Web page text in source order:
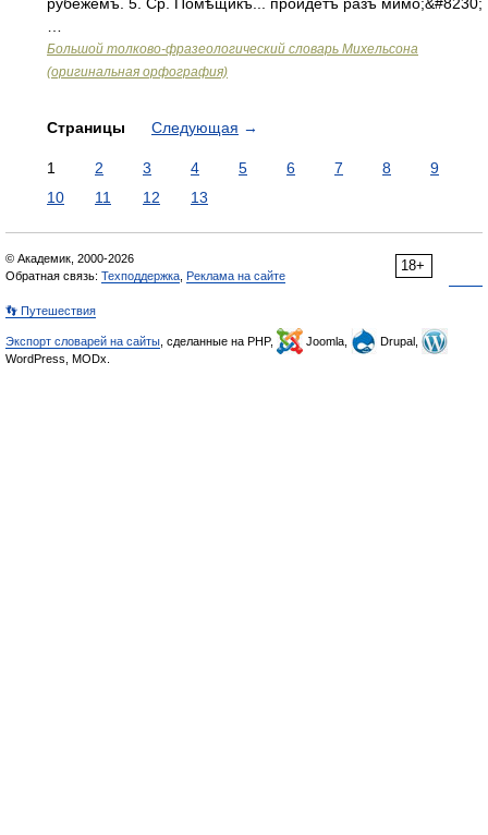
Большой толково-фразеологический словарь Михельсона
(оригинальная орфография)
Страницы Следующая →
1 2 3 4 5 6 7 8
9
10
11 12 13
18+
© Академик, 2000-2026
Обратная связь: Техподдержка Реклама на сайте
👣 Путешествия
Экспорт словарей на сайты , сделанные на PHP, Joomla,
Drupal,
WordPress, MODx.